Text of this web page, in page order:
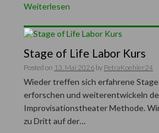
Weiterlesen
Stage of Life Labor Kurs
Posted on 13. Mai 2026 by PetraKoehler24
Wieder treffen sich erfahrene Stage
erforschen und weiterentwickeln
Improvisationstheater Methode.
zu Dritt auf der…